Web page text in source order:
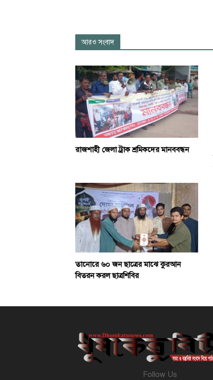
আরও সংবাদ
রাজশাহী জেলা ট্রাক শ্রমিকদের মানববন্ধন
তানোরে ৬০ জন ছাত্রের মাঝে কুরআন
বিতরন করল ছাত্রশিবির
Follow Us